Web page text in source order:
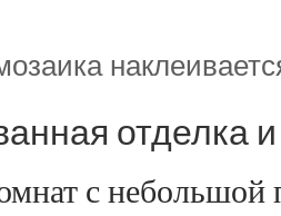
отделка
с